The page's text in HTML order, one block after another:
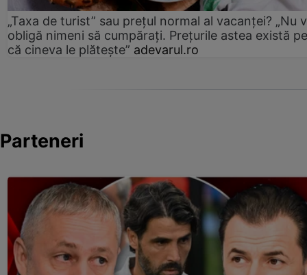
„Taxa de turist” sau prețul normal al vacanței? „Nu
obligă nimeni să cumpărați. Prețurile astea există
că cineva le plătește” adevarul.ro
Parteneri